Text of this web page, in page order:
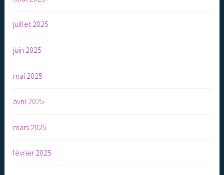
juillet 2025
juin 2025
mai 2025
avril 2025
mars 2025
février 2025